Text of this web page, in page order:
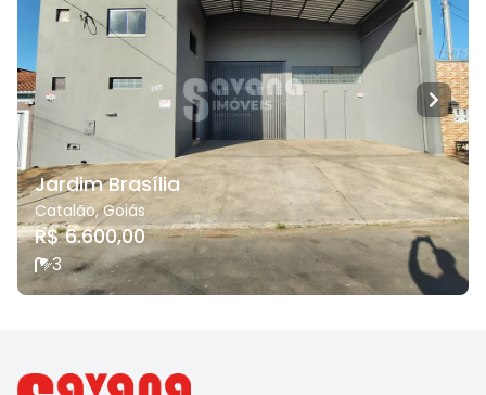
Jardim Brasília
Catalão,Goiás
R$ 6.600,00
3